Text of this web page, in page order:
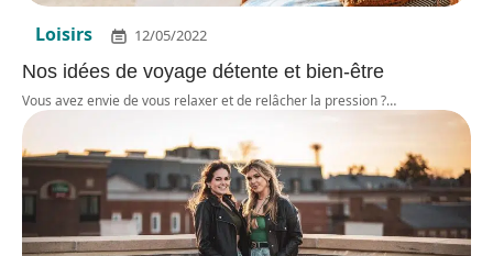
Loisirs 12/05/2022
Nos idées de voyage détente et bien-être
Vous avez envie de vous relaxer et de relâcher la pression ?…